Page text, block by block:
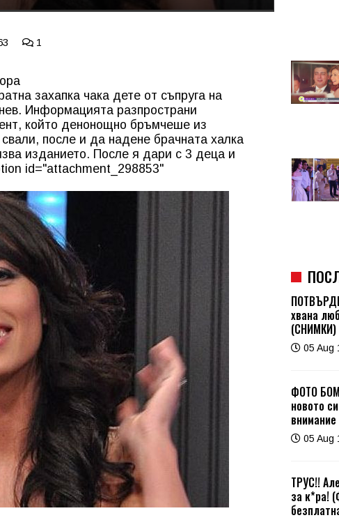
1
захапка чака дете от съпруга на
Информацията разпространи
който денонощно бръмчеше из
после и да надене брачната халка
изданието. После я дари с 3 деца и
id="attachment_298853"
хвана
(СНИМКИ)
05 Aug
ФОТО
новото
05 Aug
ТРУС!!
за к*ра!